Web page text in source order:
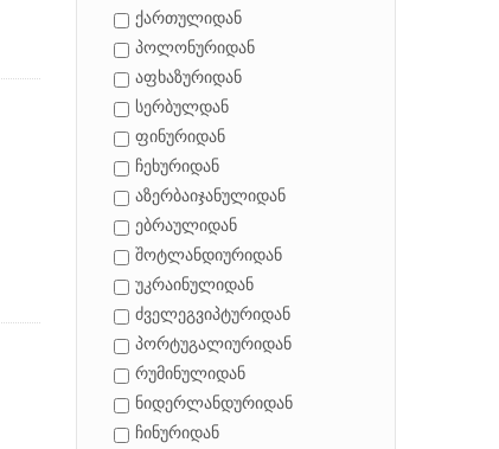
ქართულიდან
პოლონურიდან
აფხაზურიდან
სერბულდან
ფინურიდან
ჩეხურიდან
აზერბაიჯანულიდან
ებრაულიდან
შოტლანდიურიდან
უკრაინულიდან
ძველეგვიპტურიდან
პორტუგალიურიდან
რუმინულიდან
ნიდერლანდურიდან
ჩინურიდან